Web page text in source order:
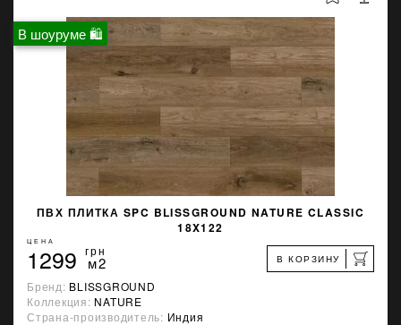
В шоуруме 🛍
ПВХ ПЛИТКА SPC BLISSGROUND NATURE CLASSIC
18X122
ЦЕНА
1299 грн
м2 В КОРЗИНУ
Бренд: BLISSGROUND
Коллекция: NATURE
Страна-производитель: Индия